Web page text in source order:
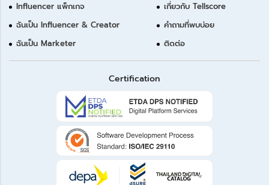
Influencer แพ็กเกจ
ฉันเป็น Influencer & Creator
ฉันเป็น Marketer
เกี่ยวกับ Tellscore
คำถามที่พบบ่อย
ติดต่อ
Certification